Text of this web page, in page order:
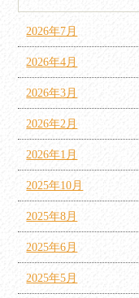
2026年7月
2026年4月
2026年3月
2026年2月
2026年1月
2025年10月
2025年8月
2025年6月
2025年5月